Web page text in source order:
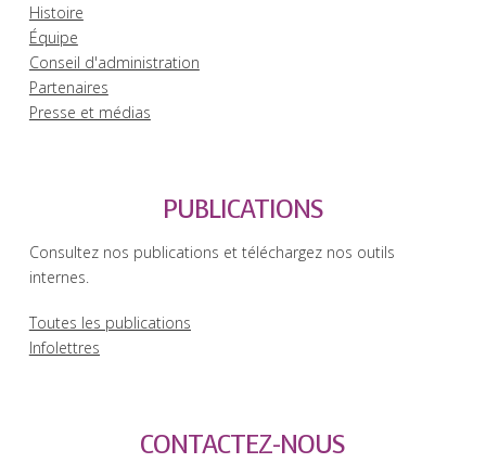
Histoire
Équipe
Conseil d'administration
Partenaires
Presse et médias
PUBLICATIONS
Consultez nos publications et téléchargez nos outils
internes.
Toutes les publications
Infolettres
CONTACTEZ-NOUS